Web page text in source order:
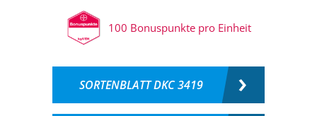
100 Bonuspunkte pro Einheit
SORTENBLATT DKC 3419